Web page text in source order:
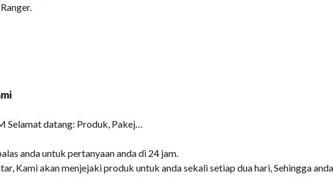
Selamat datang: Produk, Pakej…
anda untuk pertanyaan anda di 24 jam.
Kami akan menjejaki produk untuk anda sekali setiap dua hari, Sehingga